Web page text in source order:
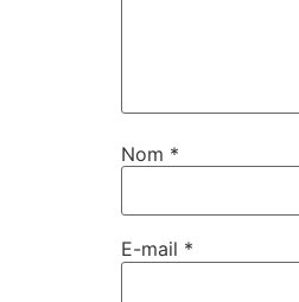
Nom *
E-mail *